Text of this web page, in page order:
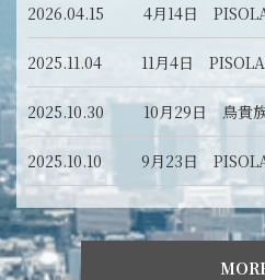
2026.04.15 4月14日
2025.11.04 11月4日 PISOLA
2025.10.30 10月29日 鳥貴族
2025.10.10 9月23日